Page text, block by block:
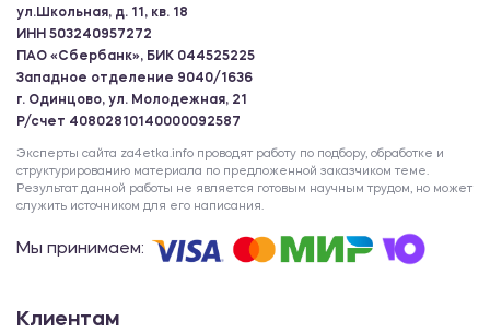
ул.Школьная, д. 11, кв. 18
ИНН 503240957272
ПАО «Сбербанк», БИК 044525225
Западное отделение 9040/1636
г. Одинцово, ул. Молодежная, 21
Р/счет 40802810140000092587
Эксперты сайта za4etka.info проводят работу по подбору, обработке и
структурированию материала по предложенной заказчиком теме.
Результат данной работы не является готовым научным трудом, но может
служить источником для его написания.
Мы принимаем:
Клиентам